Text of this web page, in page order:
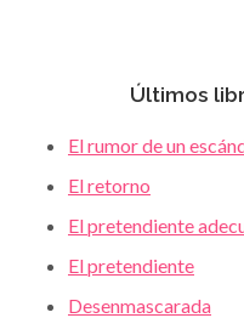
Últimos
El rumor de un
El retorno
El pretendiente
El pretendiente
Desenmascarada